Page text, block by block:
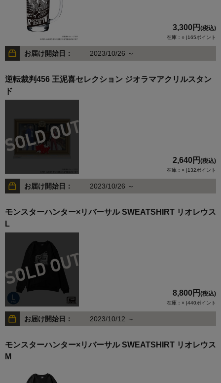
3,300円 (税込)
在庫：○ |165ポイント
お届け開始日： 2023/10/26 ～
逆転裁判456 王泥喜セレクション ジオラマアクリルスタン
ド
2,640円 (税込)
在庫：× |132ポイント
お届け開始日： 2023/10/26 ～
モンスターハンター×リバーサル SWEATSHIRT リオレウス
L
8,800円 (税込)
在庫：× |440ポイント
お届け開始日： 2023/10/12 ～
モンスターハンター×リバーサル SWEATSHIRT リオレウス
M